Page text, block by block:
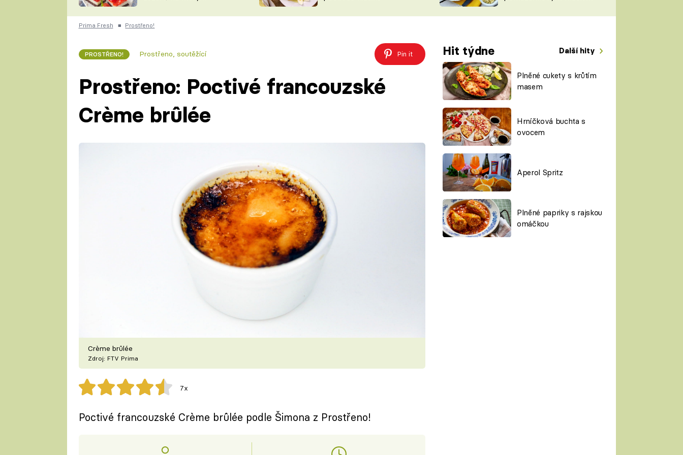
ČESKO NA TALÍŘI
KUCHAŘKA
VYCHYTÁVKY
ŠÉFREDAKTORKY
ČASOPIS
Prima Fresh ■ Prostřeno!
PROSTŘENO! Prostřeno, soutěžící Pin it Hit týdne Další hity
Plněné cukety s krůtím
masem
Hrníčková buchta s
ovocem
Aperol Spritz
Plněné papriky s rajskou
omáčkou
Prostřeno: Poctivé francouzské
Crème brûlée
Crème brûlée
Zdroj: FTV Prima
7x
Poctivé francouzské Crème brûlée podle Šimona z Prostřeno!